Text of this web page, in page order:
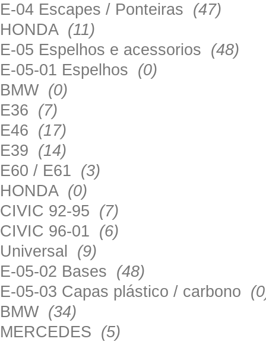
E-04 Escapes / Ponteiras (47)
HONDA (11)
E-05 Espelhos e acessorios (48)
E-05-01 Espelhos (0)
BMW (0)
E36 (7)
E46 (17)
E39 (14)
E60 / E61 (3)
HONDA (0)
CIVIC 92-95 (7)
CIVIC 96-01 (6)
Universal (9)
E-05-02 Bases (48)
E-05-03 Capas plástico / carbono
BMW (34)
MERCEDES (5)